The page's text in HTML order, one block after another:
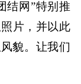
结网”特别推
片，并以此
貌。让我们